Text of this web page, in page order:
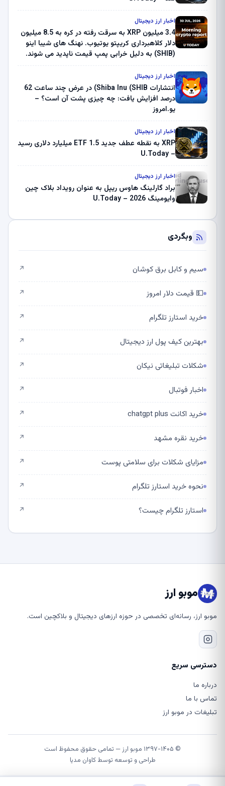
اخبار ارز دیجیتال
3.4 میلیون XRP به سرقت رفته در کره به 8.5 میلیون
دلار کلاهبرداری کریپتو یوتیوب. نهنگ های شیبا اینو
(SHIB) به دلیل خرابی پمپ قیمت ناپدید می شوند.
ثبت کرد – گزارش کریپتو صبح – U.Today
اخبار ارز دیجیتال
انتشارات Shiba Inu (SHIB) در عرض چند ساعت 62
درصد افزایش یافت: چه چیزی پشت آن است؟ –
یو.امروز
اخبار ارز دیجیتال
XRP به نقطه عطف جدید ETF 1.5 میلیارد دلاری رسید
– U.Today
اخبار ارز دیجیتال
براد گارلینگ هاوس ریپل به عنوان رویداد بلاک چین
وایومینگ 2026 – U.Today
وبگردی
سیم و کابل برق کوشان ↗
💵 قیمت دلار امروز ↗
خرید استارز تلگرام ↗
بهترین کیف پول ارز دیجیتال ↗
شکلات تبلیغاتی نیکان ↗
اخبار فوتبال ↗
خرید اکانت chatgpt plus ↗
خرید نقره مشهد ↗
مزایای شکلات برای سلامتی پوست ↗
نحوه خرید استارز تلگرام ↗
استارز تلگرام چیست؟ ↗
موبو ارز
موبو ارز، رسانه‌ای تخصصی در حوزه ارزهای دیجیتال و بلاکچین است.
دسترسی سریع
درباره ما
تماس با ما
تبلیغات در موبو ارز
© ۱۳۹۷-۱۴۰۵ موبو ارز — تمامی حقوق محفوظ است
طراحی و توسعه توسطکاوان مدیا